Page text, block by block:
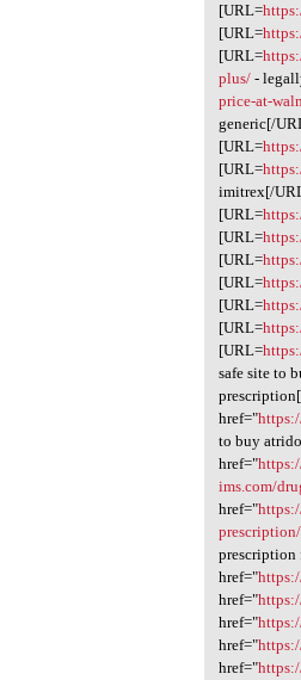
[URL=
[URL=
[URL=
plus/ -
price-at-
generic[/
[URL=
[URL=
imitrex[/
[URL=
[URL=
[URL=
[URL=
[URL=
[URL=
[URL=
safe site to
href="
to buy
href="
ims.com/
href="
prescription
href="
href="
href="
href="
href="